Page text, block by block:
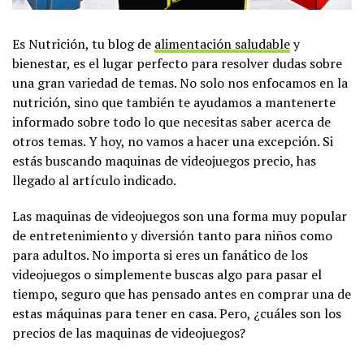
Es Nutrición, tu blog de alimentación saludabley
bienestar, es el lugar perfecto para resolver dudas sobre
una gran variedad de temas. No solo nos enfocamos en la
nutrición, sino que también te ayudamos a mantenerte
informado sobre todo lo que necesitas saber acerca de
otros temas. Y hoy, no vamos a hacer una excepción. Si
estás buscando maquinas de videojuegos precio, has
llegado al artículo indicado.
Las maquinas de videojuegos son una forma muy popular
de entretenimiento y diversión tanto para niños como
para adultos. No importa si eres un fanático de los
videojuegos o simplemente buscas algo para pasar el
tiempo, seguro que has pensado antes en comprar una de
estas máquinas para tener en casa. Pero, ¿cuáles son los
precios de las maquinas de videojuegos?